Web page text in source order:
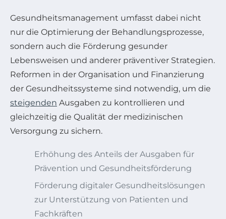
Gesundheitsmanagement umfasst dabei nicht
nur die Optimierung der Behandlungsprozesse,
sondern auch die Förderung gesunder
Lebensweisen und anderer präventiver Strategien.
Reformen in der Organisation und Finanzierung
der Gesundheitssysteme sind notwendig, um die
steigenden Ausgaben zu kontrollieren und
gleichzeitig die Qualität der medizinischen
Versorgung zu sichern.
Erhöhung des Anteils der Ausgaben für
Prävention und Gesundheitsförderung
Förderung digitaler Gesundheitslösungen
zur Unterstützung von Patienten und
Fachkräften